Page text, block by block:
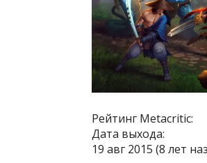
Рейтинг Metacritic:
Дата выхода:
19 авг 2015 (8 лет